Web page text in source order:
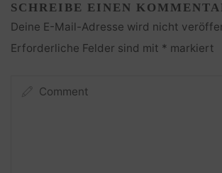
SCHREIBE EINEN
Deine E-Mail-Adresse wird nicht
Erforderliche Felder sind mit * markiert